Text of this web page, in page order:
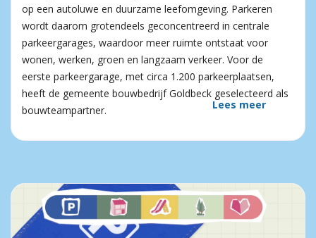
op een autoluwe en duurzame leefomgeving. Parkeren
wordt daarom grotendeels geconcentreerd in centrale
parkeergarages, waardoor meer ruimte ontstaat voor
wonen, werken, groen en langzaam verkeer. Voor de
eerste parkeergarage, met circa 1.200 parkeerplaatsen,
heeft de gemeente bouwbedrijf Goldbeck geselecteerd als
bouwteampartner.
Lees meer